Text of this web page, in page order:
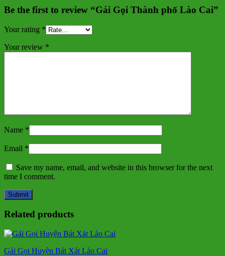
Be the first to review “Gái Gọi Thành phố Lào Cai”
Your rating *
Your review *
Name *
Email *
Save my name, email, and website in this browser for the next
time I comment.
Related products
Gái Gọi Huyện Bát Xát Lào Cai